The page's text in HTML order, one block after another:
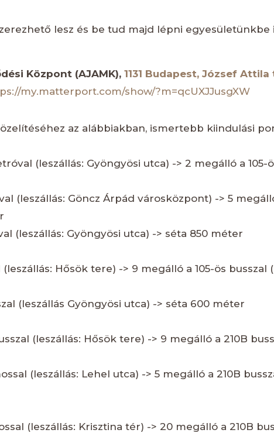
lesz és be tud majd lépni egyesületünkbe
Központ (AJAMK), 1131 Budapest, József Attila
my.matterport.com/show/?m=qcUXJJusgXW
az alábbiakban, ismertebb kiindulási
(leszállás: Gyöngyösi utca) -> 2 megálló a 105-
(leszállás: Göncz Árpád városközpont) -> 5
(leszállás: Gyöngyösi utca) -> séta 850 méter
Hősök tere) -> 9 megálló a 105-ös busszal
(leszállás Gyöngyösi utca) -> séta 600 méter
(leszállás: Hősök tere) -> 9 megálló a 210B
(leszállás: Lehel utca) -> 5 megálló a 210B
(leszállás: Krisztina tér) -> 20 megálló a 210B